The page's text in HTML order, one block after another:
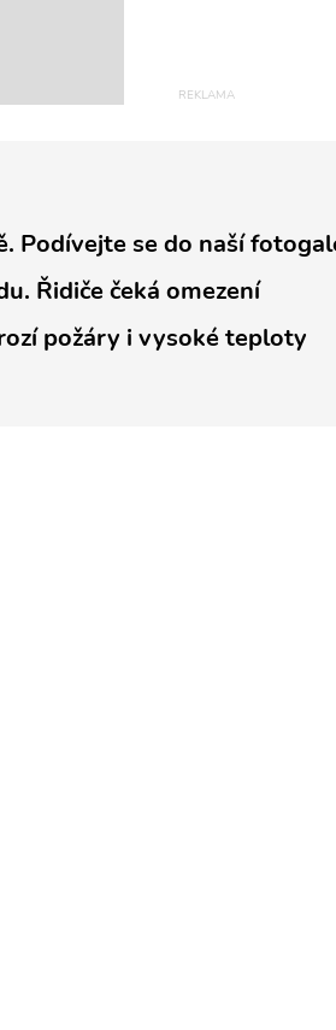
Podívejte se do naší
Řidiče čeká omezení
požáry i vysoké teploty